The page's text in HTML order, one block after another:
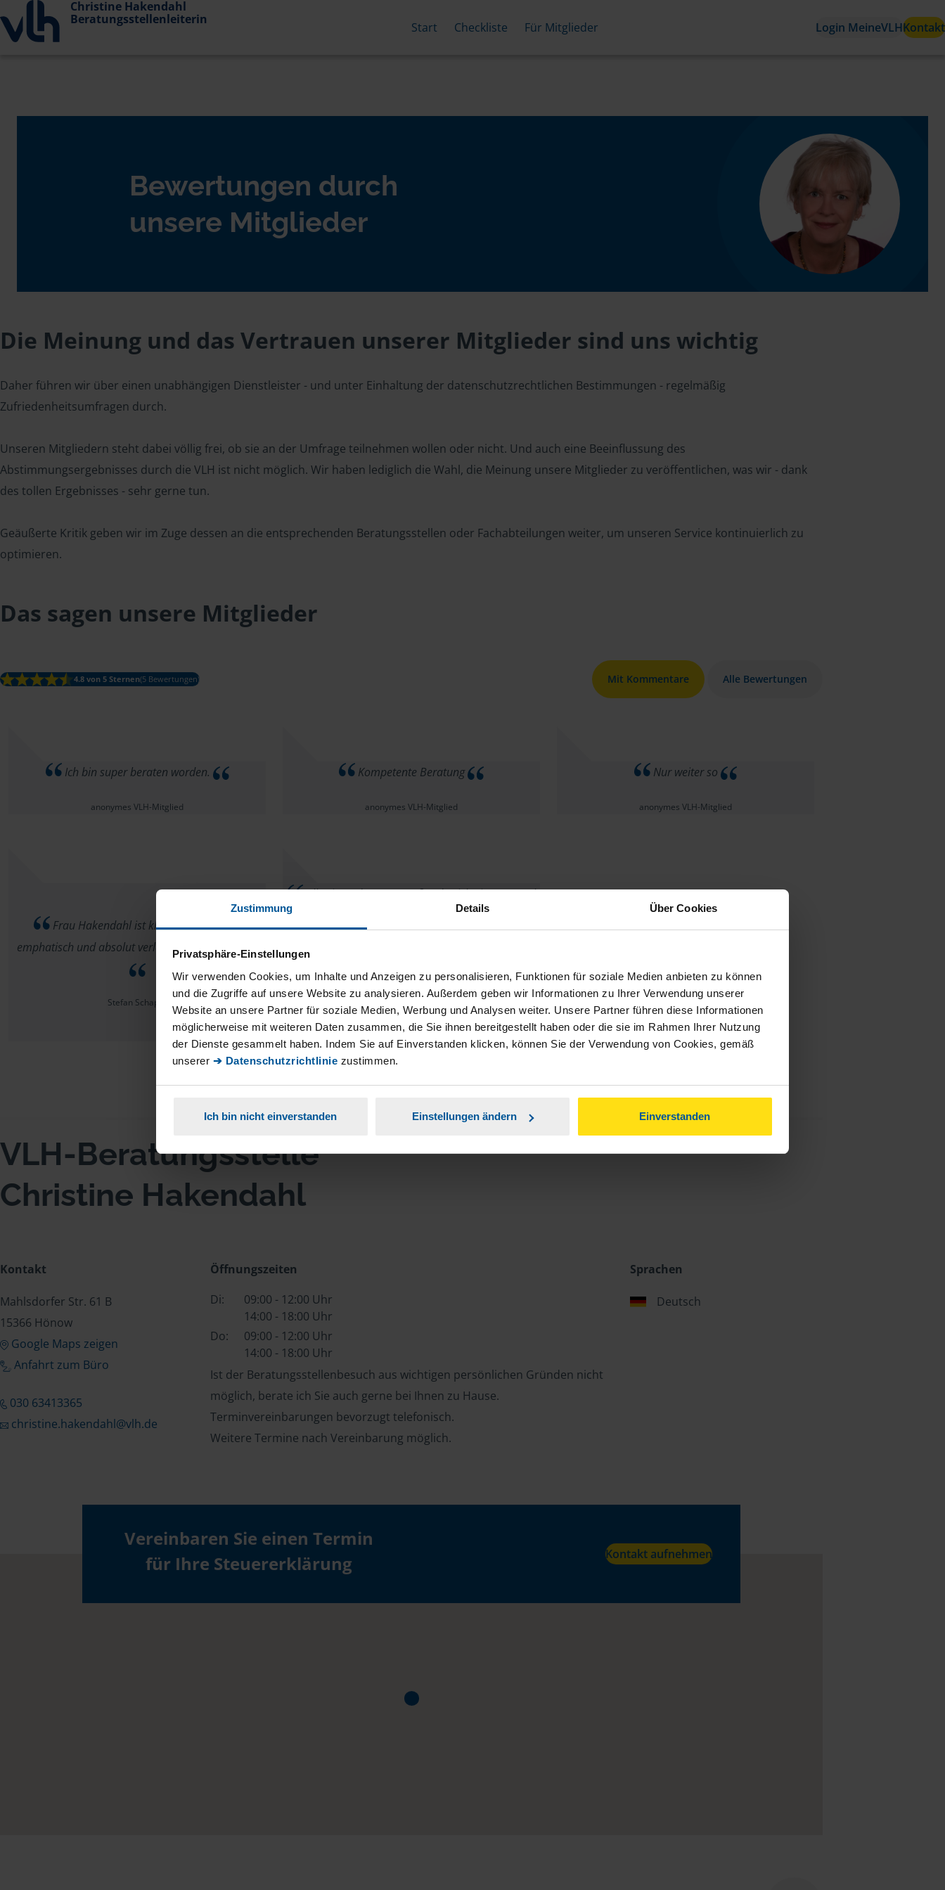
Zustimmung Details Über Cookies
Privatsphäre-Einstellungen
Wir verwenden Cookies, um Inhalte und Anzeigen zu personalisieren, Funktionen für soziale Medien anbieten zu können
und die Zugriffe auf unsere Website zu analysieren. Außerdem geben wir Informationen zu Ihrer Verwendung unserer
Website an unsere Partner für soziale Medien, Werbung und Analysen weiter. Unsere Partner führen diese Informationen
möglicherweise mit weiteren Daten zusammen, die Sie ihnen bereitgestellt haben oder die sie im Rahmen Ihrer Nutzung
der Dienste gesammelt haben. Indem Sie auf Einverstanden klicken, können Sie der Verwendung von Cookies, gemäß
unserer ➔ Datenschutzrichtlinie zustimmen.
Ich bin nicht einverstanden Einstellungen ändern Einverstanden
Christine Hakendahl
Beratungsstellenleiterin
Start Checkliste Für Mitglieder Login MeineVLHKontakt
Bewertungen durch
unsere Mitglieder
Die Meinung und das Vertrauen unserer Mitglieder sind uns wichtig
Daher führen wir über einen unabhängigen Dienstleister - und unter Einhaltung der datenschutzrechtlichen Bestimmungen - regelmäßig
Zufriedenheitsumfragen durch.
Unseren Mitgliedern steht dabei völlig frei, ob sie an der Umfrage teilnehmen wollen oder nicht. Und auch eine Beeinflussung des
Abstimmungsergebnisses durch die VLH ist nicht möglich. Wir haben lediglich die Wahl, die Meinung unsere Mitglieder zu veröffentlichen, was wir - dank
des tollen Ergebnisses - sehr gerne tun.
Geäußerte Kritik geben wir im Zuge dessen an die entsprechenden Beratungsstellen oder Fachabteilungen weiter, um unseren Service kontinuierlich zu
optimieren.
Das sagen unsere Mitglieder
4.8 von 5 Sternen(5 Bewertungen) Mit Kommentare Alle Bewertungen
Ich bin super beraten worden.
anonymes VLH-Mitglied
Kompetente Beratung
anonymes VLH-Mitglied
Nur weiter so
anonymes VLH-Mitglied
Frau Hakendahl ist klasse! Kompetent,
emphatisch und absolut verlässlich! Vielen Dank!!
Stefan Schaper
Alles in Ordnung. :-) Außer das ich ein paar Mal
mitgeteilt habe, das ich seit über fünf Jahren nicht
noch als "Herr und Frau..." a schreibt, obwohl es
meine Ex unter diesem Namen gar nicht mehr gibt!
anonymes VLH-Mitglied
VLH-Beratungsstelle
Christine Hakendahl
Kontakt
Mahlsdorfer Str. 61 B
15366 Hönow
Google Maps zeigen
Anfahrt zum Büro
030 63413365
christine.hakendahl@vlh.de
Öffnungszeiten
Di:
09:00 - 12:00 Uhr
14:00 - 18:00 Uhr
Do:
09:00 - 12:00 Uhr
14:00 - 18:00 Uhr
Ist der Beratungsstellenbesuch aus wichtigen persönlichen Gründen nicht
möglich, berate ich Sie auch gerne bei Ihnen zu Hause.
Terminvereinbarungen bevorzugt telefonisch.
Weitere Termine nach Vereinbarung möglich.
Sprachen
Deutsch
Vereinbaren Sie einen Termin
für Ihre Steuererklärung
Kontakt aufnehmen